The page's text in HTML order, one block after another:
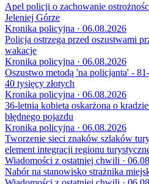
Apel policji o zachowanie
Jeleniej Górze
Kronika policyjna · 06.08.2026
Policja ostrzega przed oszustwami
wakacje
Kronika policyjna · 06.08.2026
Oszustwo metodą 'na policjanta' -
40 tysięcy złotych
Kronika policyjna · 06.08.2026
36-letnia kobieta oskarżona o
błędnego pojazdu
Kronika policyjna · 06.08.2026
Tworzenie sieci znaków szlaków
element integracji regionu
Wiadomości z ostatniej chwili ·
Nabór na stanowisko strażnika